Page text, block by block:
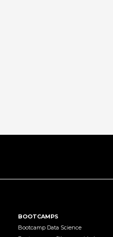
BOOTCAMPS
Bootcamp Data Science